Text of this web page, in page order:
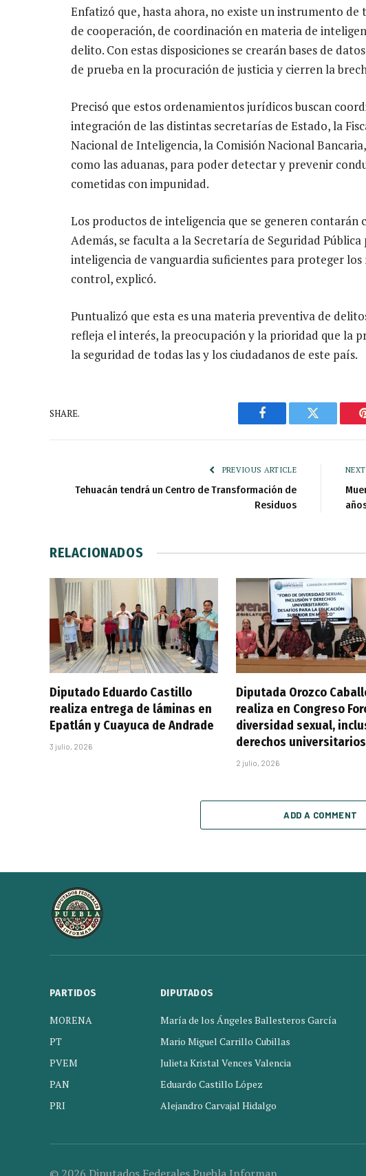
Enfatizó que, hasta ahora, no existe un instrumento
de cooperación, de coordinación en materia de
delito. Con estas disposiciones se crearán bases de
de prueba en la procuración de justicia y cierren la
Precisó que estos ordenamientos jurídicos buscan
integración de las distintas secretarías de Estado, la
Nacional de Inteligencia, la Comisión Nacional
como las aduanas, para poder detectar y prevenir
cometidas con impunidad.
Los productos de inteligencia que se generen contarán
Además, se faculta a la Secretaría de Seguridad Pública
inteligencia de vanguardia suficientes para proteger
control, explicó.
Puntualizó que esta es una materia preventiva de
refleja el interés, la preocupación y la prioridad que la
la seguridad de todas las y los ciudadanos de este país.
SHARE.
Facebook Twitter
PREVIOUS ARTICLE
Tehuacán tendrá un Centro de Transformación de
Residuos
RELACIONADOS
Diputado Eduardo Castillo
realiza entrega de láminas en
Epatlán y Cuayuca de Andrade
3 julio, 2026
Diputada Orozco
realiza en Congreso
diversidad sexual,
derechos universitarios
2 julio, 2026
ADD A COMMENT
PARTIDOS
MORENA
PT
PVEM
PAN
PRI
DIPUTADOS
María de los Ángeles Ballesteros García
Mario Miguel Carrillo Cubillas
Julieta Kristal Vences Valencia
Eduardo Castillo López
Alejandro Carvajal Hidalgo